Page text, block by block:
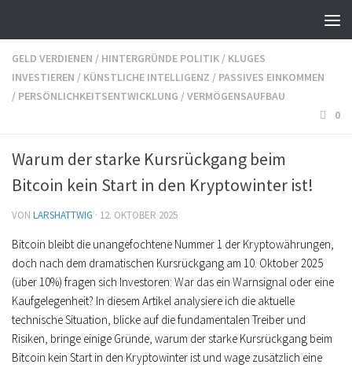
GELD VERDIENEN / HINTERGRÜNDE POLITIK / KLUGES
INVESTIEREN / KÜNSTLICHE INTELLIGENZ / PASSIVES EINKOMMEN
/ PERSÖNLICHKEITSENTWICKLUNG /VERMÖGENSAUFBAU
0
Warum der starke Kursrückgang beim
Bitcoin kein Start in den Kryptowinter ist!
VON LARSHATTWIG · 12. OKTOBER 2025
Bitcoin bleibt die unangefochtene Nummer 1 der Kryptowährungen,
doch nach dem dramatischen Kursrückgang am 10. Oktober 2025
(über 10%) fragen sich Investoren: War das ein Warnsignal oder eine
Kaufgelegenheit? In diesem Artikel analysiere ich die aktuelle
technische Situation, blicke auf die fundamentalen Treiber und
Risiken, bringe einige Gründe, warum der starke Kursrückgang beim
Bitcoin kein Start in den Kryptowinter ist und wage zusätzlich eine